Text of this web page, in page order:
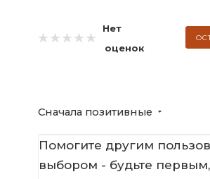
Нет
оценок
Сначала позитивные
Помогите другим
выбором - будьте первым,